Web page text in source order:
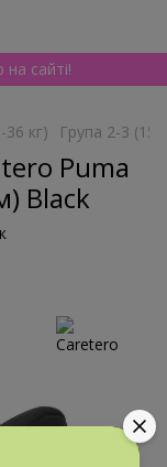
сайті!
36 кг) Група 2-3
Puma
Black